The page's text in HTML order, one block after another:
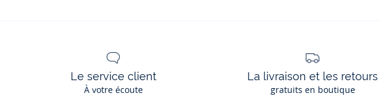
Le service client
À votre écoute
La livraison et les retours
gratuits en boutique